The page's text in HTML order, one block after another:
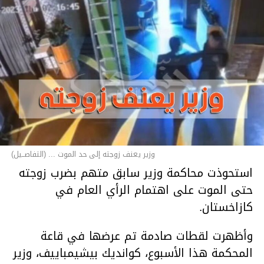
وزير يعنف زوجته إلى حد الموت ... (التفاصــيل)
استحوذت محاكمة وزير سابق متهم بضرب زوجته
حتى الموت على اهتمام الرأي العام في
كازاخستان.
وأظهرت لقطات صادمة تم عرضها في قاعة
المحكمة هذا الأسبوع، كوانديك بيشيمباييف، وزير